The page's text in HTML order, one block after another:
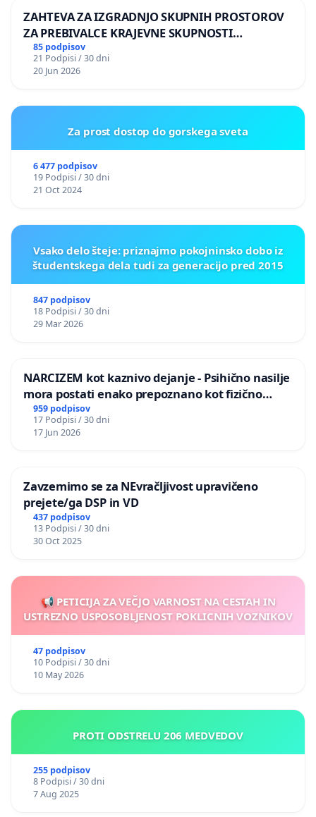
ZAHTEVA ZA IZGRADNJO SKUPNIH PROSTOROV
ZA PREBIVALCE KRAJEVNE SKUPNOSTI
PRESTRANEK
85 podpisov
21 Podpisi / 30 dni
20 Jun 2026
Za prost dostop do gorskega sveta
6 477 podpisov
19 Podpisi / 30 dni
21 Oct 2024
Vsako delo šteje: priznajmo pokojninsko dobo iz
študentskega dela tudi za generacijo pred 2015
847 podpisov
18 Podpisi / 30 dni
29 Mar 2026
NARCIZEM kot kaznivo dejanje - Psihično nasilje
mora postati enako prepoznano kot fizično
nasilje
959 podpisov
17 Podpisi / 30 dni
17 Jun 2026
Zavzemimo se za NEvračljivost upravičeno
prejete/ga DSP in VD
437 podpisov
13 Podpisi / 30 dni
30 Oct 2025
📢 PETICIJA ZA VEČJO VARNOST NA CESTAH IN
USTREZNO USPOSOBLJENOST POKLICNIH VOZNIKOV
47 podpisov
10 Podpisi / 30 dni
10 May 2026
PROTI ODSTRELU 206 MEDVEDOV
255 podpisov
8 Podpisi / 30 dni
7 Aug 2025